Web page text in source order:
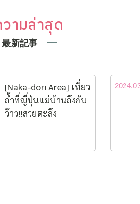
ามล่าสุด
最新記事
[Naka-dori Area] เที่ยว
ถ้ำที่ญี่ปุ่นแม่บ้านถึงกับ
ว๊าว!!สวยตะลึง